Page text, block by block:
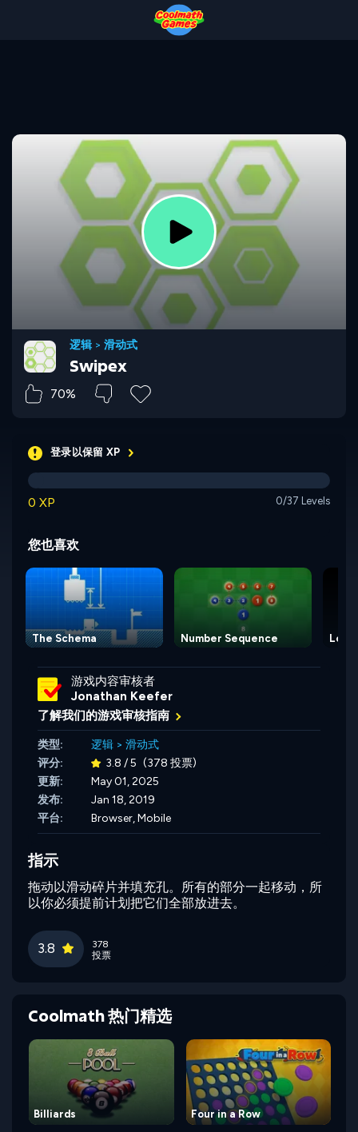
逻辑 > 滑动式
Swipex
70%
登录以保留 XP
0 XP 0/37 Levels
您也喜欢
The Schema Number Sequence Long
游戏内容审核者
Jonathan Keefer
了解我们的游戏审核指南
类型: 逻辑 > 滑动式
评分:
3.8 / 5 (378 投票)
更新:
May 01, 2025
发布:
Jan 18, 2019
平台:
Browser, Mobile
指示
拖动以滑动碎片并填充孔。所有的部分一起移动，所
以你必须提前计划把它们全部放进去。
3.8
378
投票
Coolmath 热门精选
Billiards Four in a Row